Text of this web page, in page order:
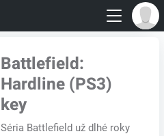
Battlefield:
Hardline (PS3)
key
Séria Battlefield už dlhé roky